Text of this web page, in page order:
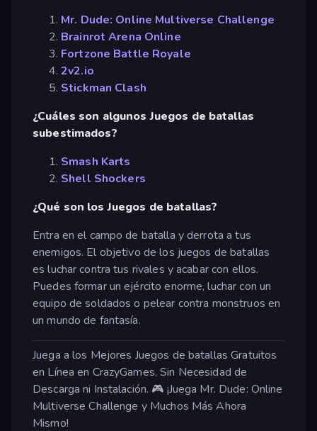
Mr. Dude: Online Multiverse Challenge
Brainrot Arena Online
Fortzone Battle Royale
2v2.io
Stickman Clash
¿Cuáles son algunos Juegos de batallas
subestimados?
Smash Karts
Shell Shockers
¿Qué son los Juegos de batallas?
Entra en el campo de batalla y derrota a tus
enemigos. El objetivo de los juegos de batallas
es luchar contra tus rivales y acabar con ellos.
Puedes formar un ejército enorme, luchar con un
equipo de soldados o pelear contra monstruos en
un mundo de fantasía.
Juega a los Mejores Juegos de batallas Gratuitos
en Línea en CrazyGames, Sin Necesidad de
Descarga ni Instalación. 🎮 ¡Juega Mr. Dude: Online
Multiverse Challenge y Muchos Más Ahora
Mismo!